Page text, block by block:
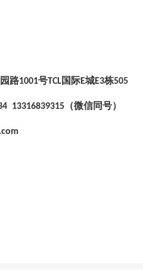
路1001号TCL国际E城E3栋505
13316839315 （微信同号）